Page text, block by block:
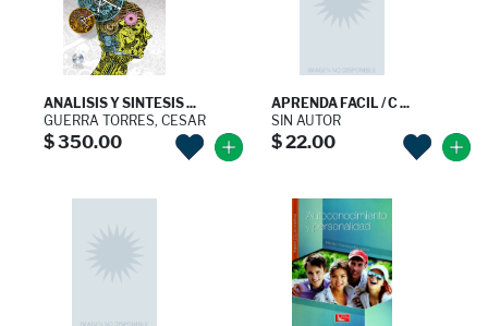
ANALISIS Y SINTESIS ...
GUERRA TORRES, CESAR
$ 350.00
APRENDA FACIL / C ...
SIN AUTOR
$ 22.00